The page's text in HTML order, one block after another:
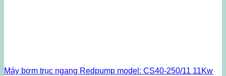
Máy bơm trục ngang Redpump model: CS40-250/11 11Kw